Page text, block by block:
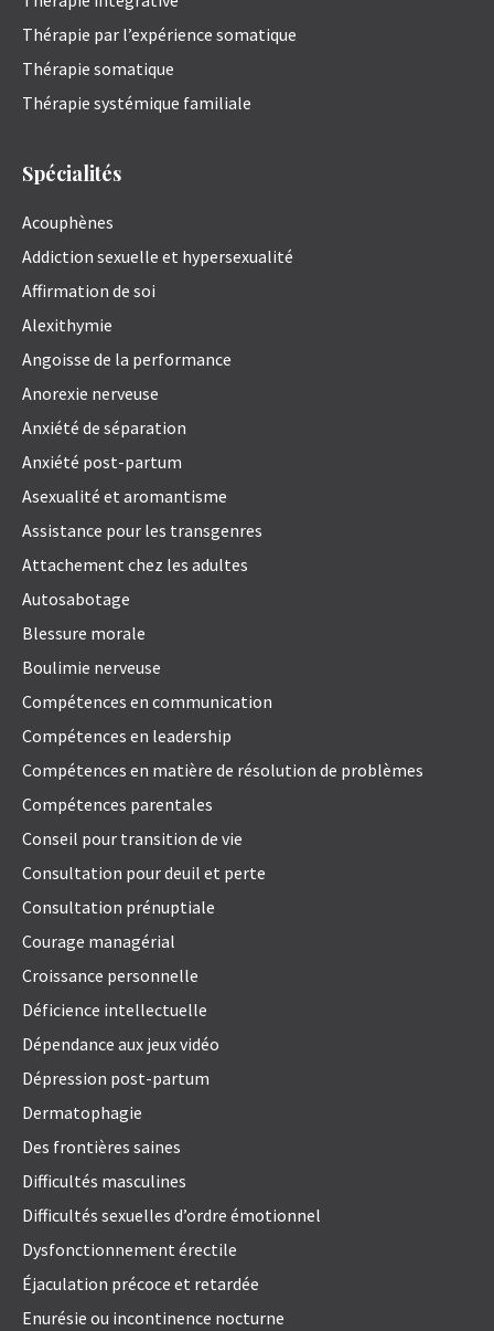
Thérapie par l’expérience somatique
Thérapie somatique
Thérapie systémique familiale
Spécialités
Acouphènes
Addiction sexuelle et hypersexualité
Affirmation de soi
Alexithymie
Angoisse de la performance
Anorexie nerveuse
Anxiété de séparation
Anxiété post-partum
Asexualité et aromantisme
Assistance pour les transgenres
Attachement chez les adultes
Autosabotage
Blessure morale
Boulimie nerveuse
Compétences en communication
Compétences en leadership
Compétences en matière de résolution de problèmes
Compétences parentales
Conseil pour transition de vie
Consultation pour deuil et perte
Consultation prénuptiale
Courage managérial
Croissance personnelle
Déficience intellectuelle
Dépendance aux jeux vidéo
Dépression post-partum
Dermatophagie
Des frontières saines
Difficultés masculines
Difficultés sexuelles d’ordre émotionnel
Dysfonctionnement érectile
Éjaculation précoce et retardée
Enurésie ou incontinence nocturne